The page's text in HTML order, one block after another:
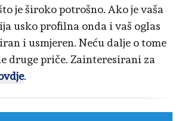
je široko potrošno. Ako je vaša
usko profilna onda i vaš oglas
i usmjeren. Neću dalje o tome
druge priče. Zainteresirani za
.